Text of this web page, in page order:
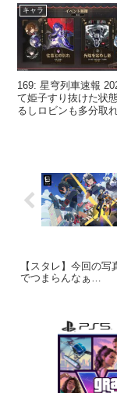
キャラ
169: 星穹列車速報
て姫子すり抜けた状
るしロビンも多分取
【スタレ】今回の
でつまらんなぁ…